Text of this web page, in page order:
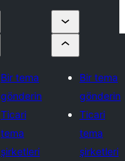
Bir tema
gönderin
Ticari
tema
şirketleri
Bir tema
gönderin
Ticari
tema
şirketleri